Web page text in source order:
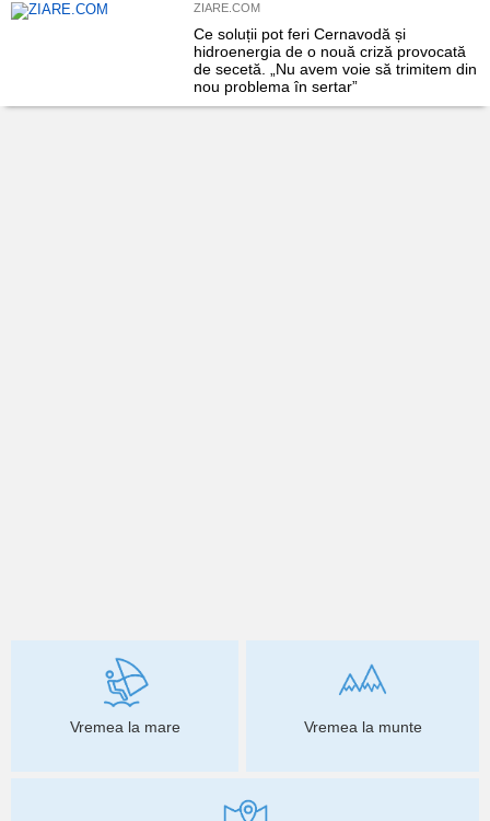
ZIARE.COM
Ce soluții pot feri Cernavodă și
hidroenergia de o nouă criză provocată
de secetă. „Nu avem voie să trimitem din
nou problema în sertar”
Vremea la mare Vremea la munte